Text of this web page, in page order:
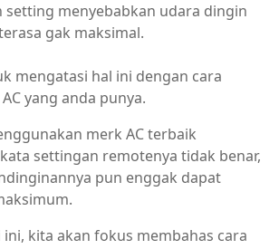
setting menyebabkan udara dingin
gak maksimal.
mengatasi hal ini dengan cara
yang anda punya.
merk AC terbaik
settingan remotenya tidak benar,
pun enggak dapat
kita akan fokus membahas cara